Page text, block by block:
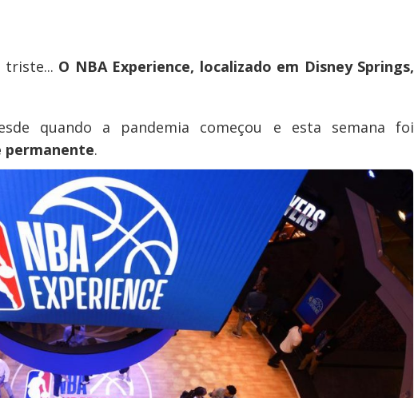
O NBA Experience, localizado em Disney Springs,
quando a pandemia começou e esta semana foi
permanente.